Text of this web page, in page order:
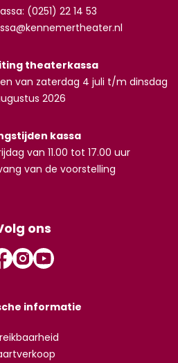
(0251) 22 14 53
theaterkassa
van zaterdag 4 juli t/m dinsdag
2026
kassa
van 11.00 tot 17.00 uur
van de voorstelling
ons
informatie